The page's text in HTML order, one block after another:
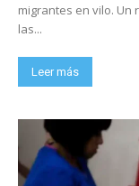
migrantes en vilo.
las...
Leer más